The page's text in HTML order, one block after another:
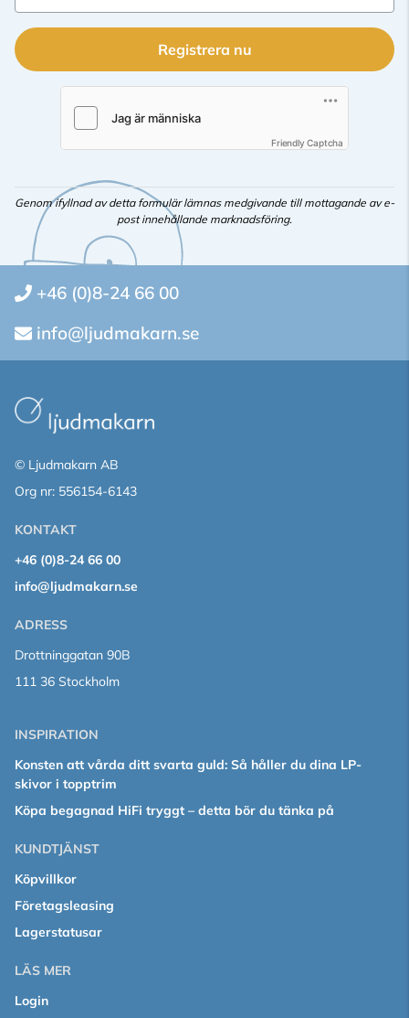
Registrera nu
Friendly Captcha
Genom ifyllnad av detta formulär lämnas medgivande till mottagande av e-
post innehållande marknadsföring.
+46 (0)8-24 66 00
info@ljudmakarn.se
© Ljudmakarn AB
Org nr: 556154-6143
KONTAKT
+46 (0)8-24 66 00
info@ljudmakarn.se
ADRESS
Drottninggatan 90B
111 36 Stockholm
INSPIRATION
Konsten att vårda ditt svarta guld: Så håller du dina LP-
skivor i topptrim
Köpa begagnad HiFi tryggt – detta bör du tänka på
KUNDTJÄNST
Köpvillkor
Företagsleasing
Lagerstatusar
LÄS MER
Login